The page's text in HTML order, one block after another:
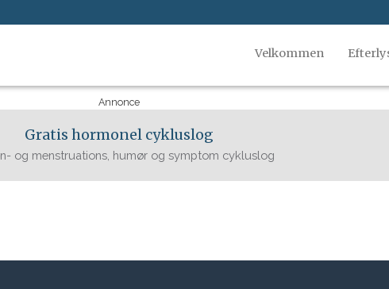
Velkommen
Annonce
Gratis hormonel cykluslog
og menstruations, humør og symptom cykluslog